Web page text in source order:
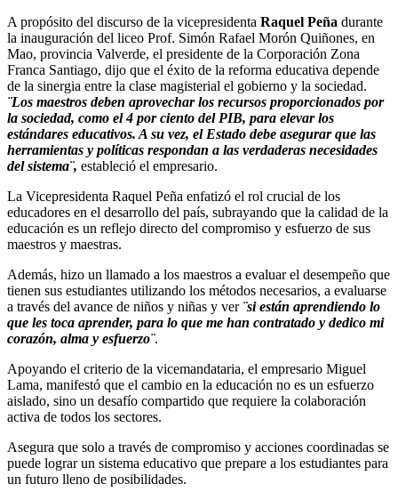
A propósito del discurso de la vicepresidenta Raquel Peña durante
la inauguración del liceo Prof. Simón Rafael Morón Quiñones, en
Mao, provincia Valverde, el presidente de la Corporación Zona
Franca Santiago, dijo que el éxito de la reforma educativa depende
de la sinergia entre la clase magisterial el gobierno y la sociedad.
¨Los maestros deben aprovechar los recursos proporcionados por
la sociedad, como el 4 por ciento del PIB, para elevar los
estándares educativos. A su vez, el Estado debe asegurar que las
herramientas y políticas respondan a las verdaderas necesidades
del sistema¨, estableció el empresario.
La Vicepresidenta Raquel Peña enfatizó el rol crucial de los
educadores en el desarrollo del país, subrayando que la calidad de la
educación es un reflejo directo del compromiso y esfuerzo de sus
maestros y maestras.
Además, hizo un llamado a los maestros a evaluar el desempeño que
tienen sus estudiantes utilizando los métodos necesarios, a evaluarse
a través del avance de niños y niñas y ver ¨si están aprendiendo lo
que les toca aprender, para lo que me han contratado y dedico mi
corazón, alma y esfuerzo¨.
Apoyando el criterio de la vicemandataria, el empresario Miguel
Lama, manifestó que el cambio en la educación no es un esfuerzo
aislado, sino un desafío compartido que requiere la colaboración
activa de todos los sectores.
Asegura que solo a través de compromiso y acciones coordinadas se
puede lograr un sistema educativo que prepare a los estudiantes para
un futuro lleno de posibilidades.